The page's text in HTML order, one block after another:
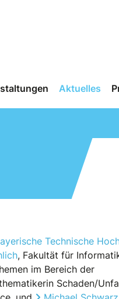
Aktuelles
Technische
, Fakultät für
im Bereich der
Schaden/